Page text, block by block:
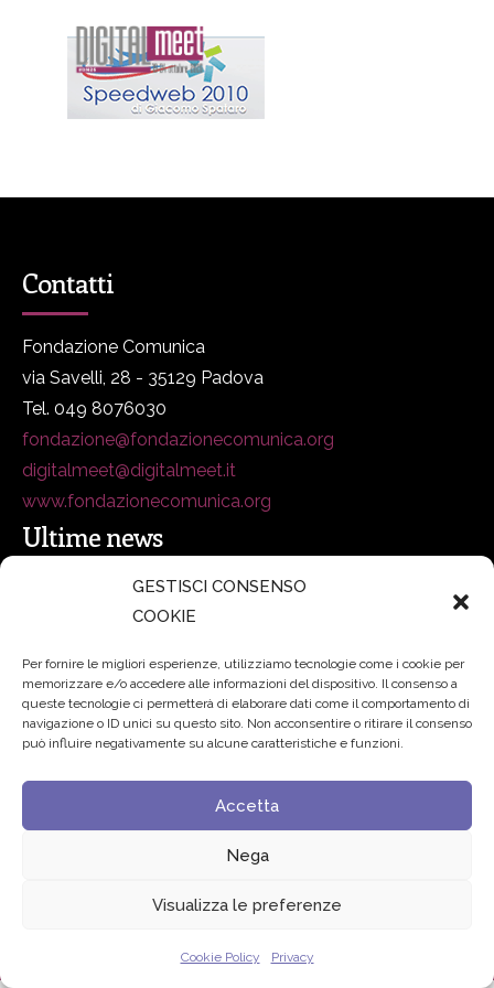
GESTISCI CONSENSO
COOKIE
Per fornire le migliori esperienze, utilizziamo tecnologie come i cookie per
memorizzare e/o accedere alle informazioni del dispositivo. Il consenso a
queste tecnologie ci permetterà di elaborare dati come il comportamento di
navigazione o ID unici su questo sito. Non acconsentire o ritirare il consenso
può influire negativamente su alcune caratteristiche e funzioni.
Accetta
Nega
Visualizza le preferenze
Cookie Policy Privacy
Contatti
Fondazione Comunica
via Savelli, 28 - 35129 Padova
Tel. 049 8076030
fondazione@fondazionecomunica.org
digitalmeet@digitalmeet.it
www.fondazionecomunica.org
Ultime news
secsolutionforum 2026: è Bologna la nuova capitale
Padre Benanti: «Intelligenza artificiale? Contro i nuovi
algoritmi del potere serve una governance condivisa»
Edvance – Digital Education Hub Higher Education